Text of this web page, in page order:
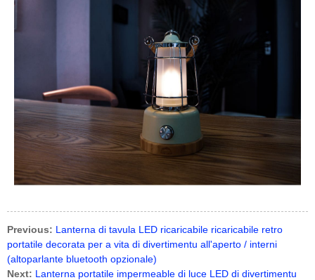
Previous: Lanterna di tavula LED ricaricabile ricaricabile retro
portatile decorata per a vita di divertimentu all'aperto / interni
(altoparlante bluetooth opzionale)
Next: Lanterna portatile impermeable di luce LED di divertimentu